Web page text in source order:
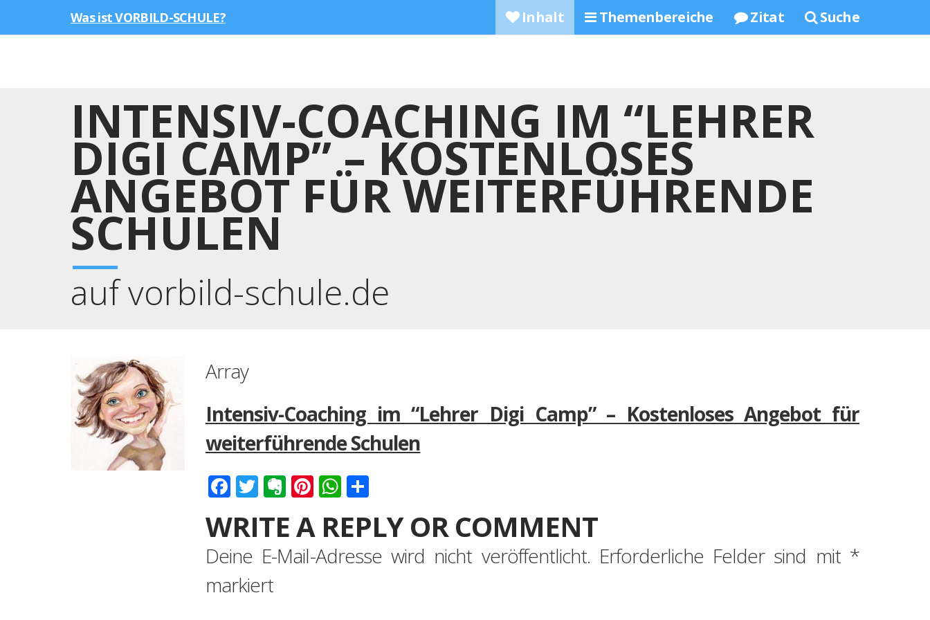
Was ist VORBILD-SCHULE? Inhalt Themenbereiche Zitat Suche
INTENSIV-COACHING IM “LEHRER
DIGI CAMP” – KOSTENLOSES
ANGEBOT FÜR WEITERFÜHRENDE
SCHULEN
auf vorbild-schule.de
Array
Intensiv-Coaching im “Lehrer Digi Camp” – Kostenloses Angebot für
weiterführende Schulen
Facebook
Twitter
Evernote
Pinterest
WhatsApp
WRITE A REPLY OR COMMENT
Deine E-Mail-Adresse wird nicht veröffentlicht. Erforderliche Felder sind mit *
markiert